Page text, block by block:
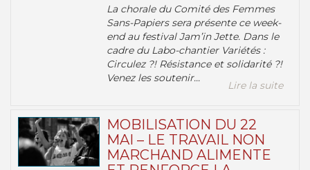
La chorale du Comité des Femmes
Sans-Papiers sera présente ce week-
end au festival Jam’in Jette. Dans le
cadre du Labo-chantier Variétés :
Circulez ?! Résistance et solidarité ?!
Venez les soutenir...
Lire la suite
MOBILISATION DU 22
MAI – LE TRAVAIL NON
MARCHAND ALIMENTE